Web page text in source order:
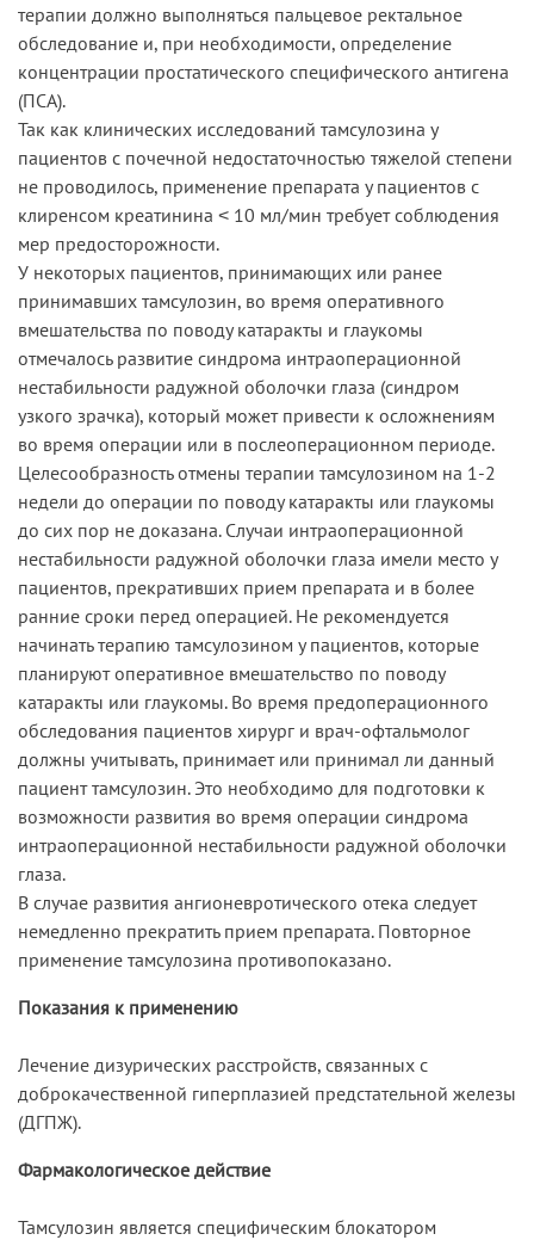
терапии должно выполняться пальцевое ректальное
обследование и, при необходимости, определение
концентрации простатического специфического антигена
(ПСА).
Так как клинических исследований тамсулозина у
пациентов с почечной недостаточностью тяжелой степени
не проводилось, применение препарата у пациентов с
клиренсом креатинина ˂ 10 мл/мин требует соблюдения
мер предосторожности.
У некоторых пациентов, принимающих или ранее
принимавших тамсулозин, во время оперативного
вмешательства по поводу катаракты и глаукомы
отмечалось развитие синдрома интраоперационной
нестабильности радужной оболочки глаза (синдром
узкого зрачка), который может привести к осложнениям
во время операции или в послеоперационном периоде.
Целесообразность отмены терапии тамсулозином на 1-2
недели до операции по поводу катаракты или глаукомы
до сих пор не доказана. Случаи интраоперационной
нестабильности радужной оболочки глаза имели место у
пациентов, прекративших прием препарата и в более
ранние сроки перед операцией. Не рекомендуется
начинать терапию тамсулозином у пациентов, которые
планируют оперативное вмешательство по поводу
катаракты или глаукомы. Во время предоперационного
обследования пациентов хирург и врач-офтальмолог
должны учитывать, принимает или принимал ли данный
пациент тамсулозин. Это необходимо для подготовки к
возможности развития во время операции синдрома
интраоперационной нестабильности радужной оболочки
глаза.
В случае развития ангионевротического отека следует
немедленно прекратить прием препарата. Повторное
применение тамсулозина противопоказано.
Показания к применению
Лечение дизурических расстройств, связанных с
доброкачественной гиперплазией предстательной железы
(ДГПЖ).
Фармакологическое действие
Тамсулозин является специфическим блокатором